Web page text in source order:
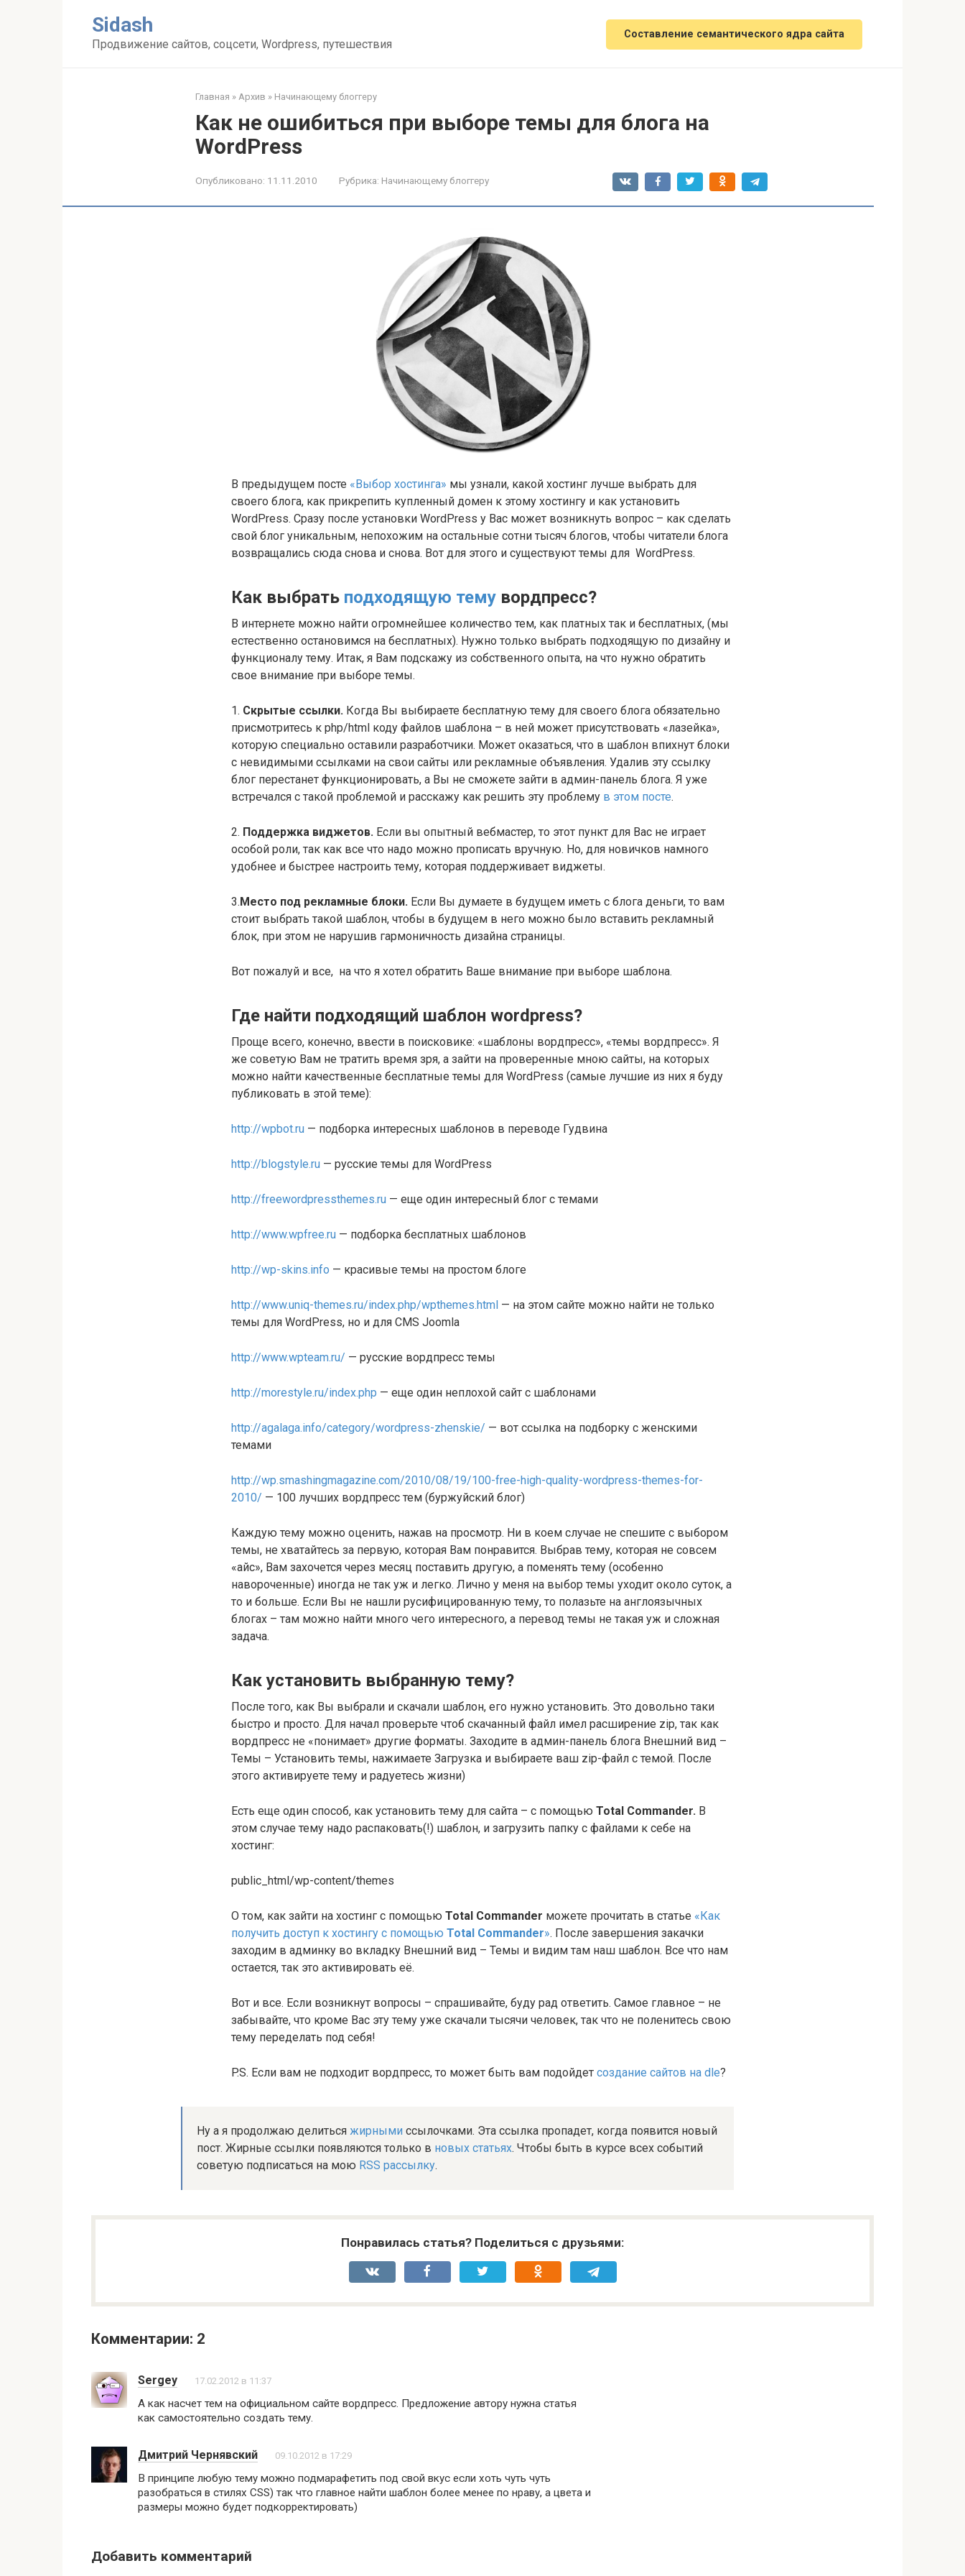
Sidash
Продвижение сайтов, соцсети, Wordpress, путешествия
Составление семантического ядра сайта
Главная » Архив » Начинающему блоггеру
Как не ошибиться при выборе темы для блога на
WordPress
Опубликовано: 11.11.2010 Рубрика: Начинающему блоггеру
В предыдущем посте «Выбор хостинга» мы узнали, какой хостинг лучше выбрать для
своего блога, как прикрепить купленный домен к этому хостингу и как установить
WordPress. Сразу после установки WordPress у Вас может возникнуть вопрос – как сделать
свой блог уникальным, непохожим на остальные сотни тысяч блогов, чтобы читатели блога
возвращались сюда снова и снова. Вот для этого и существуют темы для WordPress.
Как выбрать подходящую тему вордпресс?
В интернете можно найти огромнейшее количество тем, как платных так и бесплатных, (мы
естественно остановимся на бесплатных). Нужно только выбрать подходящую по дизайну и
функционалу тему. Итак, я Вам подскажу из собственного опыта, на что нужно обратить
свое внимание при выборе темы.
1. Скрытые ссылки. Когда Вы выбираете бесплатную тему для своего блога обязательно
присмотритесь к php/html коду файлов шаблона – в ней может присутствовать «лазейка»,
которую специально оставили разработчики. Может оказаться, что в шаблон впихнут блоки
с невидимыми ссылками на свои сайты или рекламные объявления. Удалив эту ссылку
блог перестанет функционировать, а Вы не сможете зайти в админ-панель блога. Я уже
встречался с такой проблемой и расскажу как решить эту проблему в этом посте.
2. Поддержка виджетов. Если вы опытный вебмастер, то этот пункт для Вас не играет
особой роли, так как все что надо можно прописать вручную. Но, для новичков намного
удобнее и быстрее настроить тему, которая поддерживает виджеты.
3.Место под рекламные блоки. Если Вы думаете в будущем иметь с блога деньги, то вам
стоит выбрать такой шаблон, чтобы в будущем в него можно было вставить рекламный
блок, при этом не нарушив гармоничность дизайна страницы.
Вот пожалуй и все, на что я хотел обратить Ваше внимание при выборе шаблона.
Где найти подходящий шаблон wordpress?
Проще всего, конечно, ввести в поисковике: «шаблоны вордпресс», «темы вордпресс». Я
же советую Вам не тратить время зря, а зайти на проверенные мною сайты, на которых
можно найти качественные бесплатные темы для WordPress (самые лучшие из них я буду
публиковать в этой теме):
http://wpbot.ru — подборка интересных шаблонов в переводе Гудвина
http://blogstyle.ru — русские темы для WordPress
http://freewordpressthemes.ru — еще один интересный блог с темами
http://www.wpfree.ru — подборка бесплатных шаблонов
http://wp-skins.info — красивые темы на простом блоге
http://www.uniq-themes.ru/index.php/wpthemes.html — на этом сайте можно найти не только
темы для WordPress, но и для CMS Joomla
http://www.wpteam.ru/ — русские вордпресс темы
http://morestyle.ru/index.php — еще один неплохой сайт с шаблонами
http://agalaga.info/category/wordpress-zhenskie/ — вот ссылка на подборку с женскими
темами
http://wp.smashingmagazine.com/2010/08/19/100-free-high-quality-wordpress-themes-for-
2010/ — 100 лучших вордпресс тем (буржуйский блог)
Каждую тему можно оценить, нажав на просмотр. Ни в коем случае не спешите с выбором
темы, не хватайтесь за первую, которая Вам понравится. Выбрав тему, которая не совсем
«айс», Вам захочется через месяц поставить другую, а поменять тему (особенно
навороченные) иногда не так уж и легко. Лично у меня на выбор темы уходит около суток, а
то и больше. Если Вы не нашли русифицированную тему, то полазьте на англоязычных
блогах – там можно найти много чего интересного, а перевод темы не такая уж и сложная
задача.
Как установить выбранную тему?
После того, как Вы выбрали и скачали шаблон, его нужно установить. Это довольно таки
быстро и просто. Для начал проверьте чтоб скачанный файл имел расширение zip, так как
вордпресс не «понимает» другие форматы. Заходите в админ-панель блога Внешний вид –
Темы – Установить темы, нажимаете Загрузка и выбираете ваш zip-файл с темой. После
этого активируете тему и радуетесь жизни)
Есть еще один способ, как установить тему для сайта – с помощью Total Commander. В
этом случае тему надо распаковать(!) шаблон, и загрузить папку с файлами к себе на
хостинг:
public_html/wp-content/themes
О том, как зайти на хостинг с помощью Total Commander можете прочитать в статье «Как
получить доступ к хостингу с помощью Total Commander». После завершения закачки
заходим в админку во вкладку Внешний вид – Темы и видим там наш шаблон. Все что нам
остается, так это активировать её.
Вот и все. Если возникнут вопросы – спрашивайте, буду рад ответить. Самое главное – не
забывайте, что кроме Вас эту тему уже скачали тысячи человек, так что не поленитесь свою
тему переделать под себя!
P.S. Если вам не подходит вордпресс, то может быть вам подойдет создание сайтов на dle?
Ну а я продолжаю делиться жирными ссылочками. Эта ссылка пропадет, когда появится новый
пост. Жирные ссылки появляются только в новых статьях. Чтобы быть в курсе всех событий
советую подписаться на мою RSS рассылку.
Понравилась статья? Поделиться с друзьями:
Комментарии: 2
Sergey 17.02.2012 в 11:37
А как насчет тем на официальном сайте вордпресс. Предложение автору нужна статья
как самостоятельно создать тему.
Дмитрий Чернявский 09.10.2012 в 17:29
В принципе любую тему можно подмарафетить под свой вкус если хоть чуть чуть
разобраться в стилях CSS) так что главное найти шаблон более менее по нраву, а цвета и
размеры можно будет подкорректировать)
Добавить комментарий